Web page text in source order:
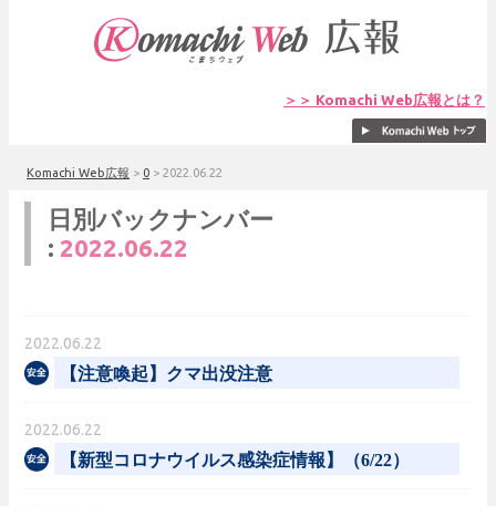
＞＞ Komachi Web広報とは？
Komachi Web広報 > 0 > 2022.06.22
日別バックナンバー
: 2022.06.22
2022.06.22
【注意喚起】クマ出没注意
2022.06.22
【新型コロナウイルス感染症情報】（6/22）